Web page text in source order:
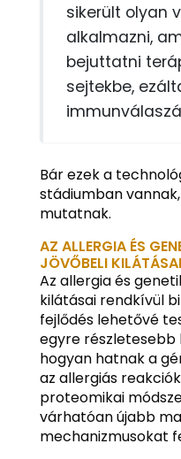
sikerült olyan
alkalmazni,
bejuttatni
sejtekbe,
Bár ezek a
stádiumban
mutatnak.
AZ ALLERGIA ÉS
JÖVŐBELI KILÁTÁSAI
Az allergia és
kilátásai rendkívül
fejlődés lehetővé
egyre részletesebb
hogyan hatnak a
az allergiás
proteomikai
várhatóan újabb
mechanizmusokat